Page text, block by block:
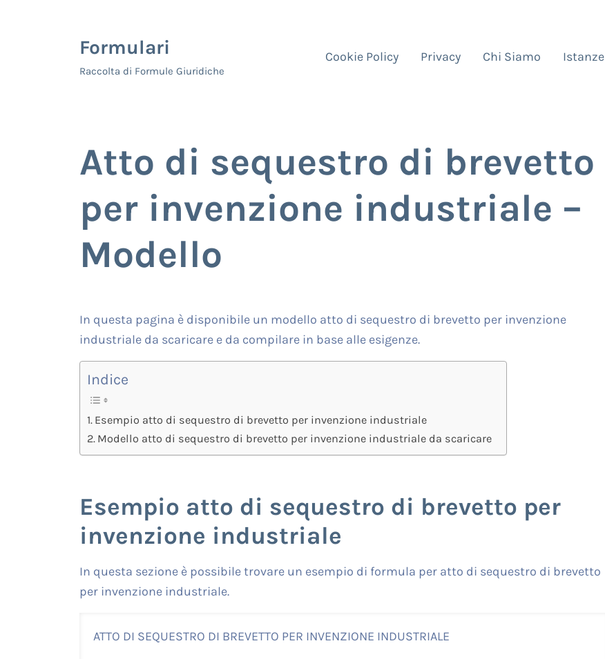
Formulari
Raccolta di Formule Giuridiche
Cookie Policy Privacy Chi Siamo Istanze
Atto di sequestro di brevetto
per invenzione industriale –
Modello
In questa pagina è disponibile un modello atto di sequestro di brevetto per invenzione
industriale da scaricare e da compilare in base alle esigenze.
Indice
Esempio atto di sequestro di brevetto per invenzione industriale
Modello atto di sequestro di brevetto per invenzione industriale da scaricare
Esempio atto di sequestro di brevetto per
invenzione industriale
In questa sezione è possibile trovare un esempio di formula per atto di sequestro di brevetto
per invenzione industriale.
ATTO DI SEQUESTRO DI BREVETTO PER INVENZIONE INDUSTRIALE